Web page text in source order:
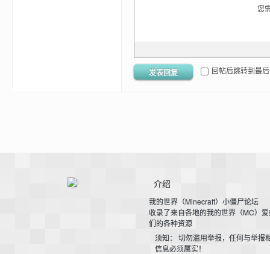
您
发表回复 回帖后跳转到最
介绍
我的世界（Minecraft）小僵尸论坛
收录了来自各地的我的世界（MC）
们的各种资源
须知： 切勿滥用举报，任何与举报
信息必须属实！